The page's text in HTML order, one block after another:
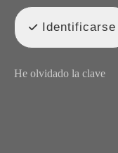
Identificarse
He olvidado la clave